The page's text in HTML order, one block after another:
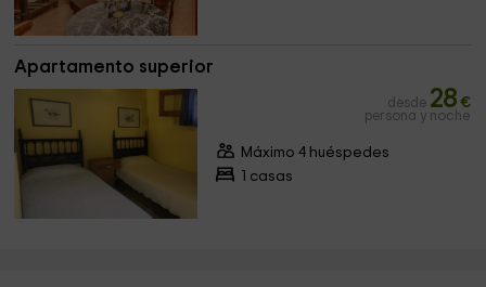
Apartamento superior
desde 28 €
persona y noche
Máximo 4 huéspedes
1 casas